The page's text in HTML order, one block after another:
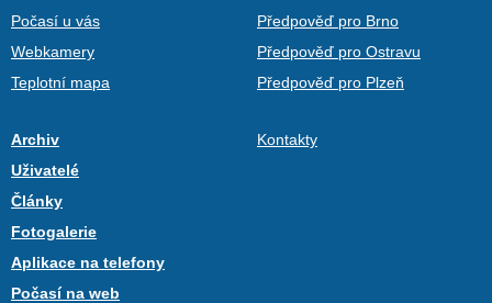
Počasí u vás
Webkamery
Teplotní mapa
Předpověď pro Brno
Předpověď pro Ostravu
Předpověď pro Plzeň
Archiv
Uživatelé
Články
Fotogalerie
Aplikace na telefony
Počasí na web
Kontakty